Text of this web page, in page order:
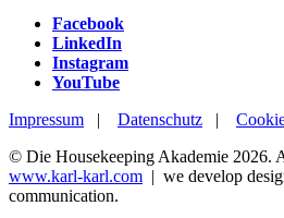
FacebookFacebook
LinkedIn
InstagramInstagram
YouTubeYouTube
Impressum | Datenschutz |
© Die Housekeeping Akademie 2026.
www.karl-karl.com | we develop
communication.